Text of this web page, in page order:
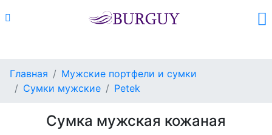
Главная
Мужские портфели и сумки
Сумки мужские
Petek
Сумка мужская кожаная